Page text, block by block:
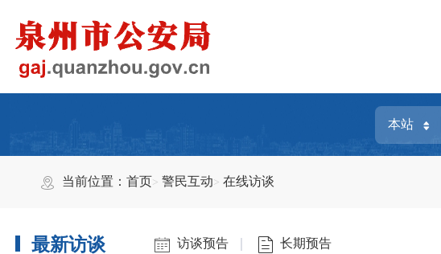
当前位置：首页 警民互动 在线访谈
最新访谈 访谈预告 长期预告